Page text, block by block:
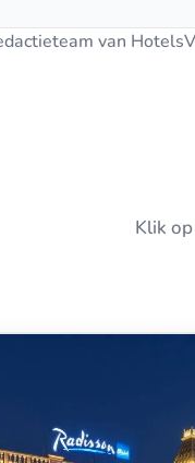
van
Klik